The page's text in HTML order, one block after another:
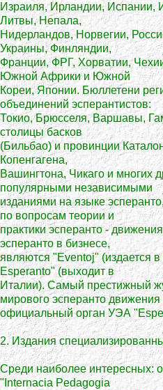
Израиля, Ирландии, Испании,
Литвы, Непала,
Нидерландов, Норвегии,
Украины, Финляндии,
Франции, ФРГ, Хорватии,
Южной Африки и Южной
Кореи, Японии. Бюллетени
объединений эсперантистов:
Токио, Брюсселя, Варшавы,
столицы басков
(Бильбао) и провинции
Копенгагена,
Вашингтона, Чикаго и многих
популярными независимыми
изданиями на языке
по вопросам теории и
практики эсперанто -
эсперанто в бизнесе,
являются "Eventoj" (издается
Esperanto" (выходит в
Италии). Самый престижный
мирового эсперанто движения
официальный орган УЭА
2. Издания
Среди наиболее
"Internacia Pedagogia